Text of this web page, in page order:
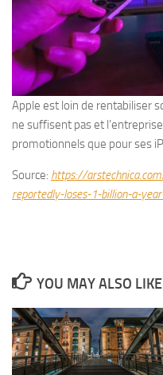
Apple est loin de rentabiliser
ne suffisent pas et
promotionnels que pour ses
Source: https://
reportedly-loses-1-billion-a-
YOU MAY ALSO